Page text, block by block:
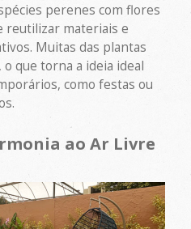
perenes com flores
reutilizar materiais e
Muitas das plantas
que torna a ideia ideal
como festas ou
ao Ar Livre